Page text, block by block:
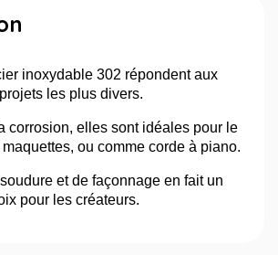
inoxydable 302 répondent aux
les plus divers.
corrosion, elles sont idéales pour le
ou comme corde à piano.
et de façonnage en fait un
pour les créateurs.